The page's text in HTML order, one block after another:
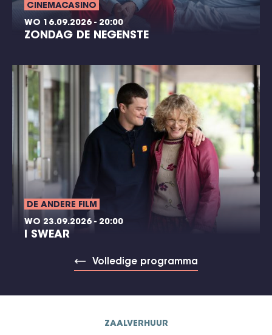
CINEMACASINO
WO 16.09.2026 - 20:00
ZONDAG DE NEGENSTE
DE ANDERE FILM
WO 23.09.2026 - 20:00
I SWEAR
Volledige programma
ZAALVERHUUR